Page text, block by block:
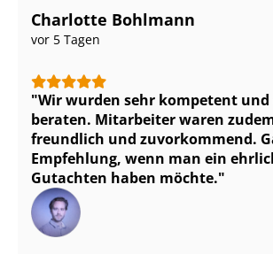
Charlotte Bohlmann
vor 5 Tagen
Wir wurden sehr kompetent
beraten. Mitarbeiter waren
freundlich und zuvorkommend.
Empfehlung, wenn man ein
Gutachten haben möchte.